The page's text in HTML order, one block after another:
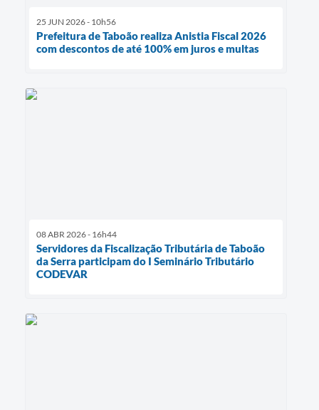
25 JUN 2026 - 10h56
Prefeitura de Taboão realiza Anistia Fiscal 2026
com descontos de até 100% em juros e multas
08 ABR 2026 - 16h44
Servidores da Fiscalização Tributária de Taboão
da Serra participam do I Seminário Tributário
CODEVAR